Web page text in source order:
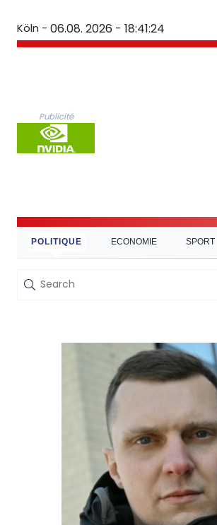
Köln - 06.08. 2026 - 18:41:25
Publicité
POLITIQUE ECONOMIE SPORT